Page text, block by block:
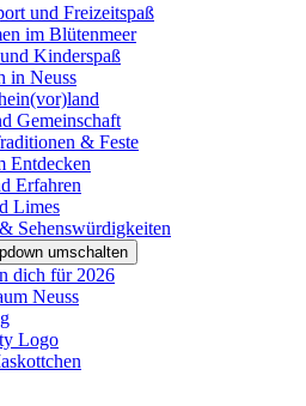
und Freizeitspaß
im Blütenmeer
Kinderspaß
in Neuss
Gemeinschaft
& Feste
Entdecken
Erfahren
Limes
Sehenswürdigkeiten
umschalten
dich für 2026
Neuss
Logo